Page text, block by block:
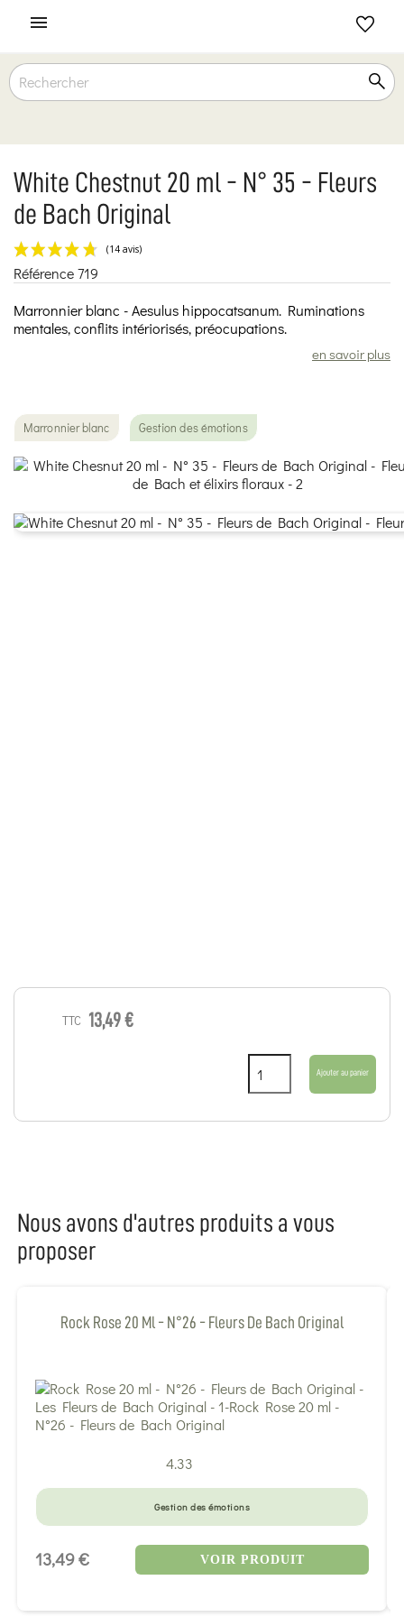

White Chestnut 20 ml - N° 35 - Fleurs
de Bach Original
Référence719
Marronnier blanc - Aesulus hippocatsanum. Ruminations
mentales, conflits intériorisés, préocupations.
en savoir plus
Marronnier blanc Gestion des émotions
TTC 13,49 €
Ajouter au panier
Nous avons d'autres produits a vous
proposer
Rock Rose 20 Ml - N°26 - Fleurs De Bach Original
4.33
Gestion des émotions
13,49 € VOIR PRODUIT